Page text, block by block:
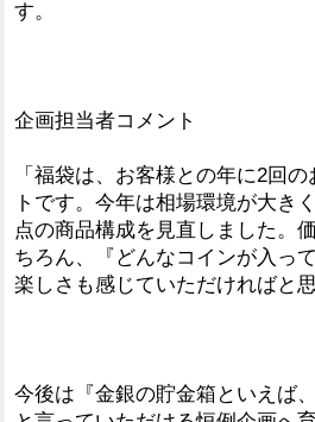
す。
企画担当者コメント
「福袋は、お客様との年に2回
トです。今年は相場環境が大き
点の商品構成を見直しました。
ちろん、『どんなコインが入っ
楽しさも感じていただければと思
今後は『金銀の貯金箱といえば